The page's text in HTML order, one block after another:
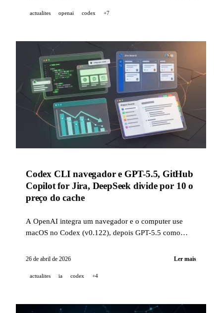
actualites openai codex +7
Codex CLI navegador e GPT-5.5, GitHub
Copilot for Jira, DeepSeek divide por 10 o
preço do cache
A OpenAI integra um navegador e o computer use
macOS no Codex (v0.122), depois GPT-5.5 como
Copilot for Jira com 4 capacidades enterprise; e a
para 1/10.
26 de abril de 2026 Ler mais
actualites ia codex +4